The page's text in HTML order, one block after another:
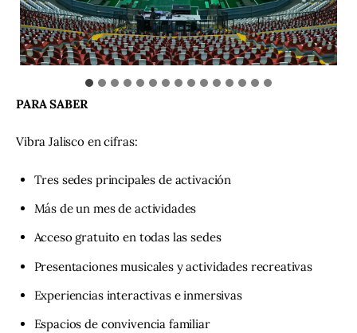
PARA SABER
Vibra Jalisco en cifras:
Tres sedes principales de activación
Más de un mes de actividades
Acceso gratuito en todas las sedes
Presentaciones musicales y actividades recreativas
Experiencias interactivas e inmersivas
Espacios de convivencia familiar